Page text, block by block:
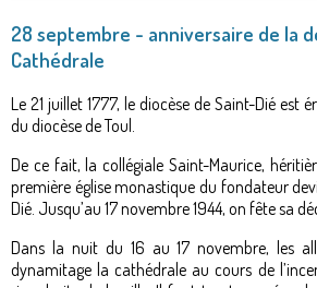
28 septembre - anniversaire de la
Cathédrale
Le 21 juillet 1777, le diocèse de Saint-Dié est
du diocèse de Toul.
De ce fait, la collégiale Saint-Maurice,
première église monastique du fondateur
Dié. Jusqu’au 17 novembre 1944, on fête sa
Dans la nuit du 16 au 17 novembre, les
dynamitage la cathédrale au cours de